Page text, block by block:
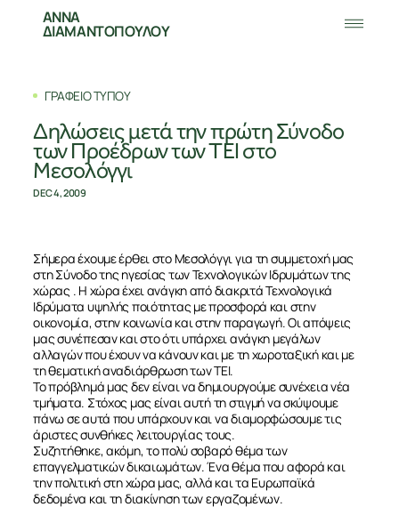
ΑΝΝΑ
ΔΙΑΜΑΝΤΟΠΟΥΛΟΥ
ΓΡΑΦΕΙΟ ΤΥΠΟΥ
Δηλώσεις μετά την πρώτη Σύνοδο
των Προέδρων των ΤΕΙ στο
Μεσολόγγι
DEC 4, 2009
Σήμερα έχουμε έρθει στο Μεσολόγγι για τη συμμετοχή μας
στη Σύνοδο της ηγεσίας των Τεχνολογικών Ιδρυμάτων της
χώρας . Η χώρα έχει ανάγκη από διακριτά Τεχνολογικά
Ιδρύματα υψηλής ποιότητας με προσφορά και στην
οικονομία, στην κοινωνία και στην παραγωγή. Οι απόψεις
μας συνέπεσαν και στο ότι υπάρχει ανάγκη μεγάλων
αλλαγών που έχουν να κάνουν και με τη χωροταξική και με
τη θεματική αναδιάρθρωση των ΤΕΙ.
Το πρόβλημά μας δεν είναι να δημιουργούμε συνέχεια νέα
τμήματα. Στόχος μας είναι αυτή τη στιγμή να σκύψουμε
πάνω σε αυτά που υπάρχουν και να διαμορφώσουμε τις
άριστες συνθήκες λειτουργίας τους.
Συζητήθηκε, ακόμη, το πολύ σοβαρό θέμα των
επαγγελματικών δικαιωμάτων. Ένα θέμα που αφορά και
την πολιτική στη χώρα μας, αλλά και τα Ευρωπαϊκά
δεδομένα και τη διακίνηση των εργαζομένων.